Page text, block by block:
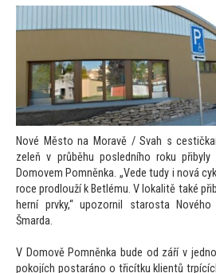
Nové Město na Moravě / Svah s
zeleň v průběhu posledního roku
Domovem Pomněnka. „Vede tudy i nová
roce prodlouží k Betlému. V lokalitě také
herní prvky,“ upozornil starosta
Šmarda.
V Domově Pomněnka bude od září v
pokojích postaráno o třicítku klientů